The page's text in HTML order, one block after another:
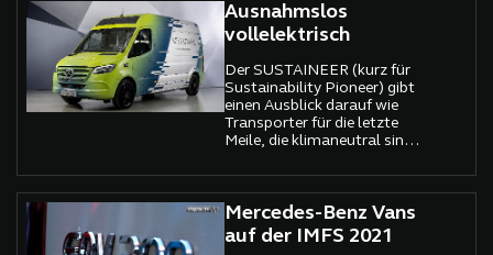
Ausnahmslos
vollelektrisch
Der SUSTAINEER (kurz für
Sustainability Pioneer) gibt
einen Ausblick darauf wie
Transporter für die letzte
Meile, die klimaneutral sind,
produzieren und aktiv die
Luftqualität in Städten
verbessern, in Zukunft
aussehen könnten
Mercedes-Benz Vans
auf der IMFS 2021